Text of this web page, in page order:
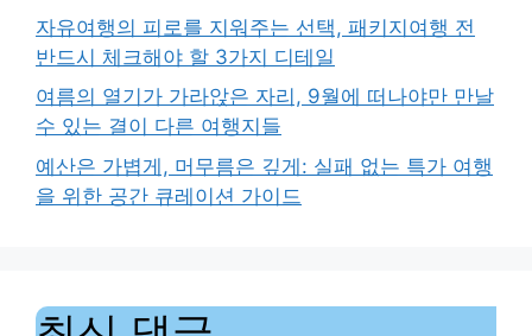
자유여행의 피로를 지워주는 선택, 패키지여행 전
반드시 체크해야 할 3가지 디테일
여름의 열기가 가라앉은 자리, 9월에 떠나야만 만날
수 있는 결이 다른 여행지들
예산은 가볍게, 머무름은 깊게: 실패 없는 특가 여행
을 위한 공간 큐레이션 가이드